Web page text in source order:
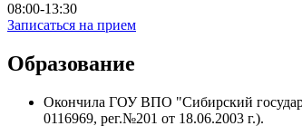
08:00-13:30
Записаться на прием
Образование
Окончила ГОУ ВПО "Сибирский
0116969, рег.№201 от 18.06.2003 г.).